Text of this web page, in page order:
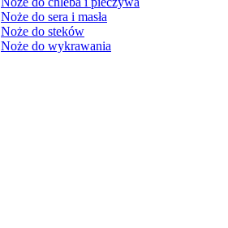
Noże do sera i masła
Noże do steków
Noże do wykrawania